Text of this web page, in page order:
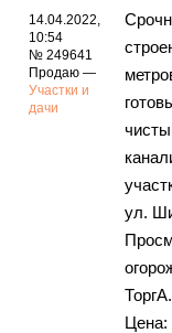
14.04.2022,
10:54
№ 249641
Продаю —
Участки и
дачи
ул.
Цена: